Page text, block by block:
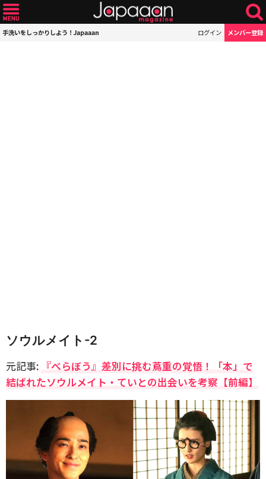
手洗いをしっかりしよう！Japaaan ログイン メンバー登録
ソウルメイト-2
元記事: 『べらぼう』差別に挑む蔦重の覚悟！「本」で
結ばれたソウルメイト・ていとの出会いを考察【前編】